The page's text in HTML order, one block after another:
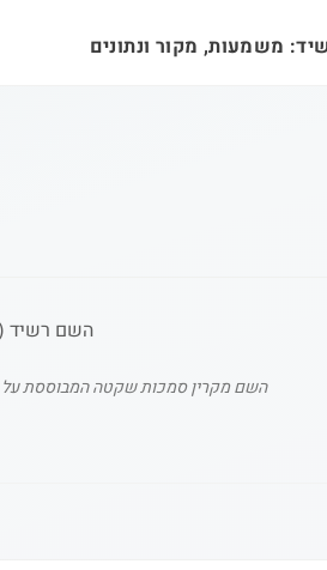
משמעות, מקור ונתונים
השם רשיד
השם מקרין סמכות שקטה המבוססת על